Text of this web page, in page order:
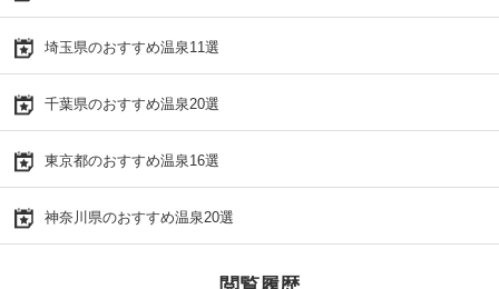
埼玉県のおすすめ温泉11選
千葉県のおすすめ温泉20選
東京都のおすすめ温泉16選
神奈川県のおすすめ温泉20選